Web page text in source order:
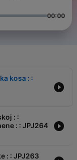
00:00
kosa : :
: :
: : JPJ264
: : JPJ263